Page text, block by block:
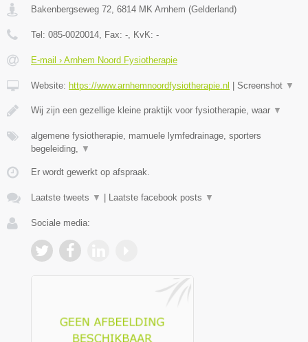
Bakenbergseweg 72 6814 MK Arnhem (Gelderland)
Tel: 085-0020014 , Fax: - , KvK: -
E-mail › Arnhem Noord Fysiotherapie
Website: https://www.arnhemnoordfysiotherapie.nl Screenshot ▼
Wij zijn een gezellige kleine praktijk voor fysiotherapie, waar ▼
algemene fysiotherapie, mamuele lymfedrainage, sporters
begeleiding,
▼
Er wordt gewerkt op afspraak.
Laatste tweets ▼ Laatste facebook posts ▼
Sociale media: